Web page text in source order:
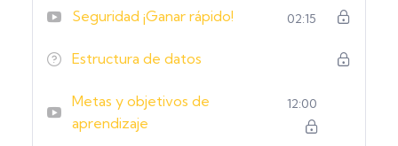
Seguridad ¡Ganar rápido! 02:15
Estructura de datos
Metas y objetivos de
aprendizaje
12:00